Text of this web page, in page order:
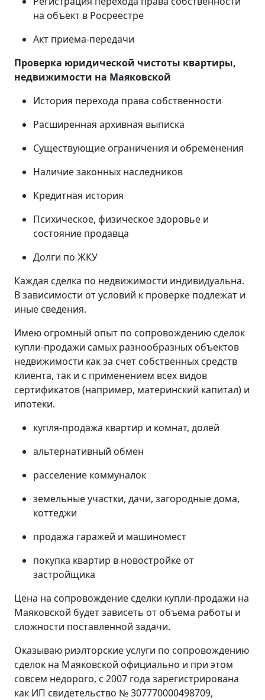
на объект в Росреестре
Акт приема-передачи
Проверка юридической чистоты квартиры,
недвижимости на Маяковской
История перехода права собственности
Расширенная архивная выписка
Существующие ограничения и обременения
Наличие законных наследников
Кредитная история
Психическое, физическое здоровье и
состояние продавца
Долги по ЖКУ
Каждая сделка по недвижимости индивидуальна.
В зависимости от условий к проверке подлежат и
иные сведения.
Имею огромный опыт по сопровождению сделок
купли-продажи самых разнообразных объектов
недвижимости как за счет собственных средств
клиента, так и с применением всех видов
сертификатов (например, материнский капитал) и
ипотеки.
купля-продажа квартир и комнат, долей
альтернативный обмен
расселение коммуналок
земельные участки, дачи, загородные дома,
коттеджи
продажа гаражей и машиномест
покупка квартир в новостройке от
застройщика
Цена на сопровождение сделки купли-продажи на
Маяковской будет зависеть от объема работы и
сложности поставленной задачи.
Оказываю риэлторские услуги по сопровождению
сделок на Маяковской официально и при этом
совсем недорого, с 2007 года зарегистрирована
как ИП свидетельство № 307770000498709,